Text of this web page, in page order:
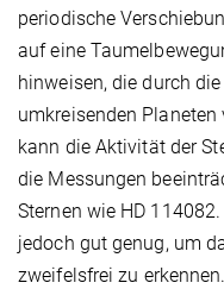
periodische
auf eine
hinweisen, die durch
umkreisenden
kann die Aktivität der
die Messungen
Sternen wie HD
jedoch gut genug, um
zweifelsfrei zu